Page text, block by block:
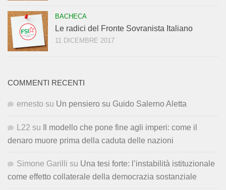
BACHECA
Le radici del Fronte Sovranista Italiano
11 DICEMBRE 2017
COMMENTI RECENTI
ernesto su Un pensiero su Guido Salerno Aletta
L22 su
Il modello che pone fine agli imperi: come il
denaro muore prima della caduta delle nazioni
Simone Garilli su Una tesi forte: l’instabilità istituzionale
come effetto collaterale della democrazia sostanziale